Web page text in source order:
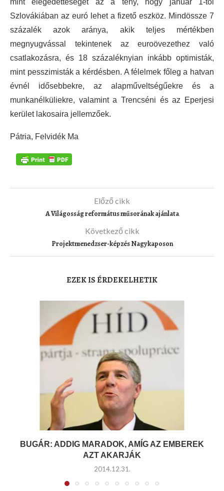
mint elégedetteséget az a tény, hogy január 1-től
Szlovákiában az euró lehet a fizető eszköz. Mindössze 7
százalék azok aránya, akik teljes mértékben
megnyugvással tekintenek az euroövezethez való
csatlakozásra, és 18 százaléknyian inkább optimisták,
mint pesszimisták a kérdésben. A félelmek főleg a hatvan
évnél idősebbekre, az alapműveltségűekre és a
munkanélküliekre, valamint a Trencséni és az Eperjesi
kerület lakosaira jellemzőek.
Pátria, Felvidék Ma
Előző cikk
A Világosság református műsorának ajánlata
Következő cikk
Projektmenedzser-képzés Nagykaposon
EZEK IS ÉRDEKELHETIK
BUGÁR: ADDIG MARADOK, AMÍG AZ EMBEREK
AZT AKARJÁK
2014.12.31.